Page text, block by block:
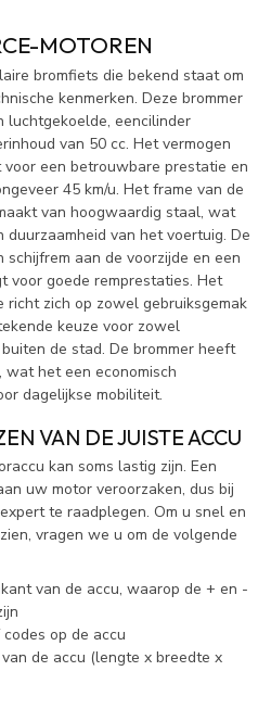
MOTOREN
bromfiets die bekend staat om
kenmerken. Deze brommer
luchtgekoelde, eencilinder
van 50 cc. Het vermogen
een betrouwbare prestatie en
45 km/u. Het frame van de
van hoogwaardig staal, wat
van het voertuig. De
aan de voorzijde en een
voor goede remprestaties. Het
zich op zowel gebruiksgemak
keuze voor zowel
de stad. De brommer heeft
het een economisch
dagelijkse mobiliteit.
VAN DE JUISTE ACCU
kan soms lastig zijn. Een
uw motor veroorzaken, dus bij
te raadplegen. Om u snel en
vragen we u om de volgende
van de accu, waarop de + en -
op de accu
de accu (lengte x breedte x